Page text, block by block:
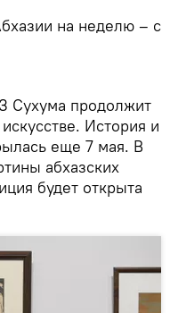
на неделю – с
Сухума продолжит
История и
еще 7 мая. В
абхазских
будет открыта